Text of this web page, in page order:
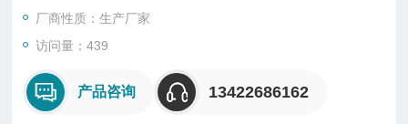
厂商性质：生产厂家
访问量：439
产品咨询 13422686162